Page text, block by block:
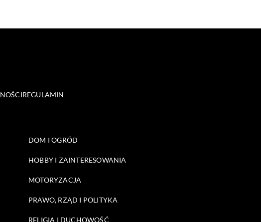
REGULAMIN
DOM I OGRÓD
HOBBY I ZAINTERESOWANIA
MOTORYZACJA
PRAWO, RZĄD I POLITYKA
RELIGIA I DUCHOWOŚĆ